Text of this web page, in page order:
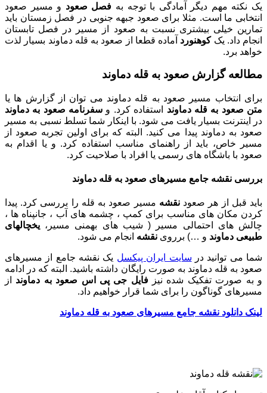
یک نکته مهم دیگر آمادگی با توجه به فصل صعود و مسیر صعود
انتخابی ما است. مثلا برای صعود جبهه جنوبی در فصل زمستان باید
تمارین خیلی بیشتری نسبت به صعود از مسیر در فصل تابستان
انجام داد. یککوهنورد آماده قطعا از صعود به قله دماوند بسیار لذت
خواهد برد.
مطالعه گزارش صعود به قله دماوند
برای انتخاب مسیر صعود به قله دماوند می توان از گزارش ها یا
متن صعود به قله دماوند استفاده کرد. و سفرنامه صعود به دماوند
در اینترنت بسیار یافت می شود. با اینکار شما تسلط نسبی به مسیر
صعود به دماوند پیدا می کنید. البته که برای اولین تجربه صعود از
مسیر خاص، باید از راهنمای مناسب استفاده کرد. و یا اقدام به
صعود با باشگاه های رسمی یا افراد با صلاحیت کرد.
بررسی نقشه جامع مسیرهای صعود به قله دماوند
باید قبل از هر صعودنقشه مسیر صعود به قله را بررسی کرد. پیدا
کردن مکان های مناسب برای کمپ ، چشمه های آب ، جانپناه ها ،
چالش های احتمالی مسیر ( شیب های بهمنی مسیر، یخچالهای
طبیعی دماوند و …) برروی نقشه انجام می شود.
شما می توانید در سایت ایران پیکسل یک نقشه جامع از مسیرهای
صعود به قله دماوند به صورت رایگان داشته باشید. البته که در ادامه
و به صورت تفکیک شده نیزفایل جی پی اس صعود به دماوند از
مسیرهای گوناگون را برای شما قرار خواهیم داد.
لینک دانلود نقشه جامع مسیرهای صعود به قله دماوند